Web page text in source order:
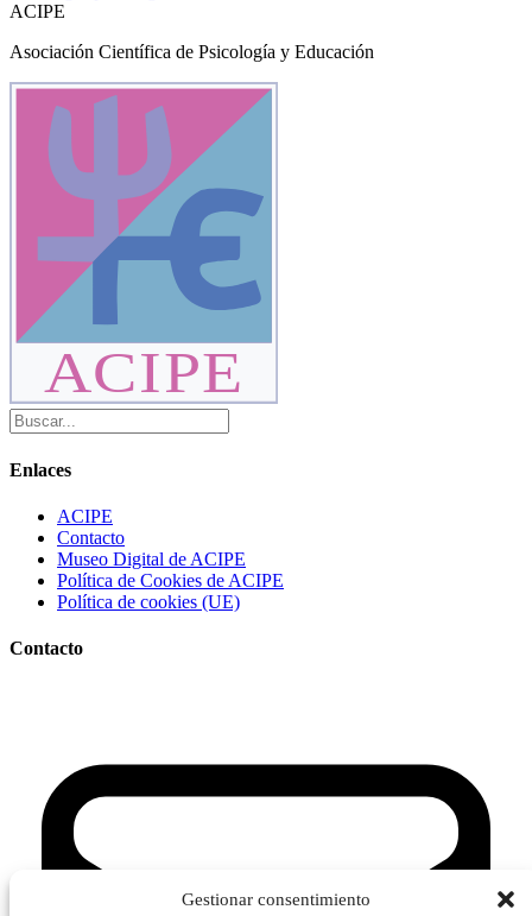
Gestionar consentimiento
ACIPE
Asociación Científica de Psicología y Educación
ACIPE
Enlaces
ACIPE
Contacto
Museo Digital de ACIPE
Política de Cookies de ACIPE
Política de cookies (UE)
Contacto